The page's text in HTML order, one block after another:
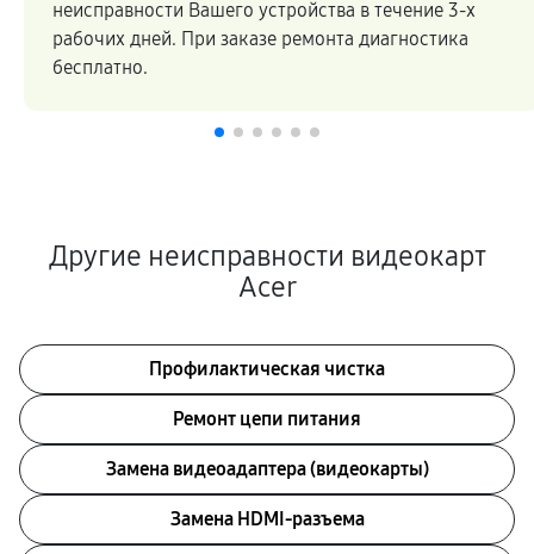
неисправности Вашего устройства в течение 3-х
рабочих дней. При заказе ремонта диагностика
бесплатно.
Другие неисправности видеокарт
Acer
Профилактическая чистка
Ремонт цепи питания
Замена видеоадаптера (видеокарты)
Замена HDMI-разъема